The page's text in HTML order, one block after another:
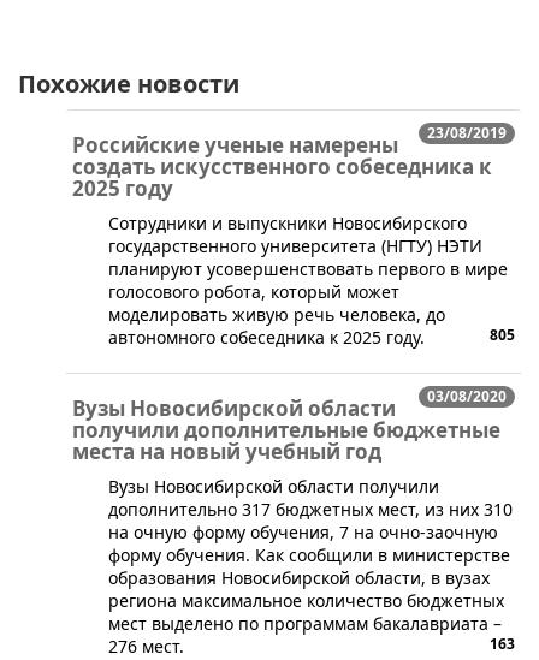
Похожие новости
23/08/2019
Российские ученые намерены
создать искусственного собеседника к
2025 году
​Сотрудники и выпускники Новосибирского
государственного университета (НГТУ) НЭТИ
планируют усовершенствовать первого в мире
голосового робота, который может
моделировать живую речь человека, до
автономного собеседника к 2025 году.
805
03/08/2020
Вузы Новосибирской области
получили дополнительные бюджетные
места на новый учебный год
Вузы Новосибирской области получили
дополнительно 317 бюджетных мест, из них 310
на очную форму обучения, 7 на очно-заочную
форму обучения. Как сообщили в министерстве
образования Новосибирской области, в вузах
региона максимальное количество бюджетных
мест выделено по программам бакалавриата –
276 мест.
163